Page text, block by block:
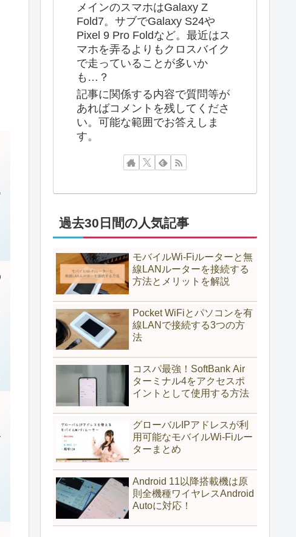
メインのスマホはGalaxy Z
Fold7。サブでGalaxy S24や
Pixel 9 Pro Foldなど。最近はス
マホを弄るよりもクロスバイク
で走っていることが多いか
も…？
記事に関係する内容で質問等が
あればコメントを残してくださ
い。可能な範囲でお答えしま
す。
過去30日間の人気記事
モバイルWi-Fiルーターと無
線LANルーターを接続する
方法とメリットを解説
Pocket WiFiとパソコンを有
線LANで接続する3つの方
法
コスパ最強！SoftBank Air
ターミナル4をアクセスポ
イントとして使用する方法
グローバルIPアドレスが利
用可能なモバイルWi-Fiルー
ターまとめ
Android 11以降搭載機は原
則全機種ワイヤレスAndroid
Autoに対応！